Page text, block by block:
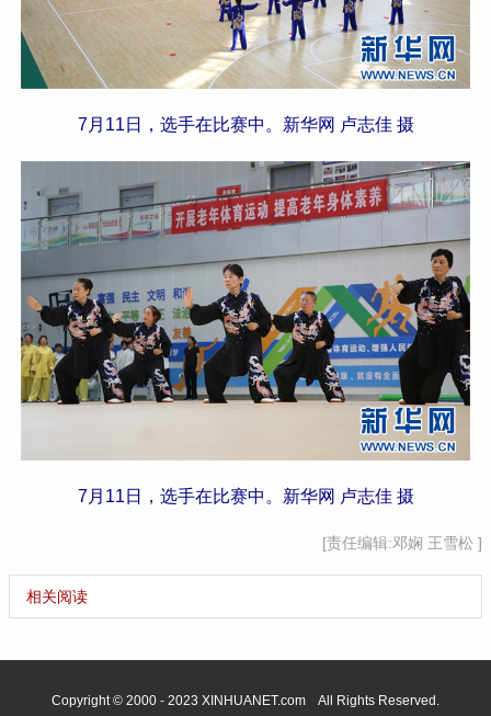
7月11日，选手在比赛中。新华网 卢志佳 摄
7月11日，选手在比赛中。新华网 卢志佳 摄
[责任编辑:邓娴 王雪松 ]
相关阅读
Copyright © 2000 - 2023 XINHUANET.com All Rights Reserved.